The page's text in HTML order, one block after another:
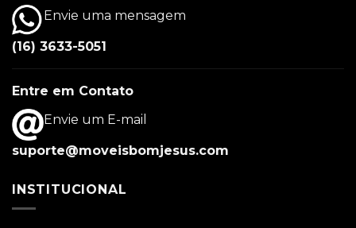
Envie uma mensagem
(16) 3633-5051
Entre em Contato
Envie um E-mail
suporte@moveisbomjesus.com
INSTITUCIONAL